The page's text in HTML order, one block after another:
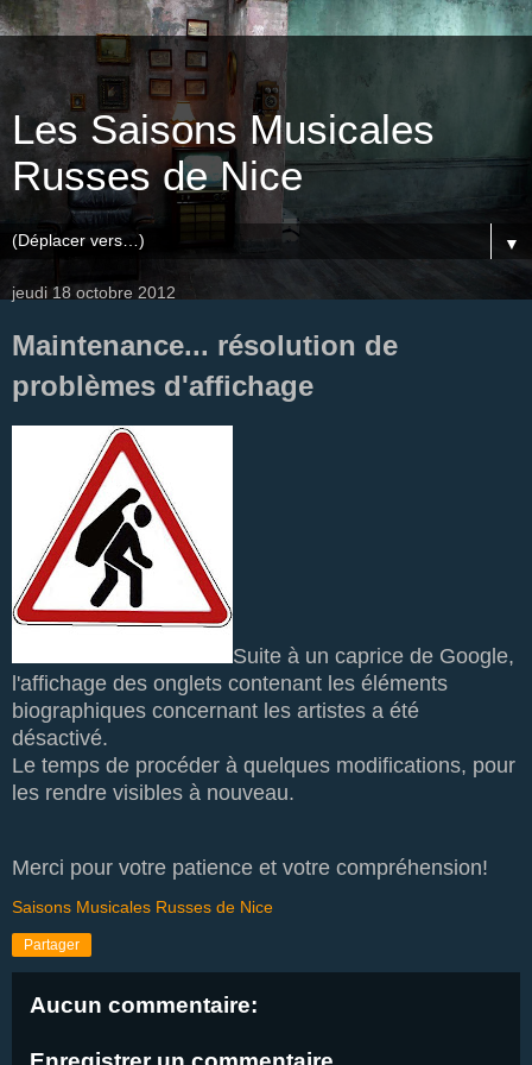
Les Saisons Musicales
Russes de Nice
▼
jeudi 18 octobre 2012
Maintenance... résolution de
problèmes d'affichage
Suite à un caprice de Google,
l'affichage des onglets contenant les éléments
biographiques concernant les artistes a été
désactivé.
Le temps de procéder à quelques modifications, pour
les rendre visibles à nouveau.
Merci pour votre patience et votre compréhension!
Saisons Musicales Russes de Nice
Partager
Aucun commentaire: